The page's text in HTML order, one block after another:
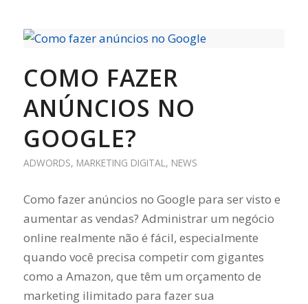
COMO FAZER
ANÚNCIOS NO
GOOGLE?
ADWORDS, MARKETING DIGITAL, NEWS
Como fazer anúncios no Google para ser visto e
aumentar as vendas? Administrar um negócio
online realmente não é fácil, especialmente
quando você precisa competir com gigantes
como a Amazon, que têm um orçamento de
marketing ilimitado para fazer sua